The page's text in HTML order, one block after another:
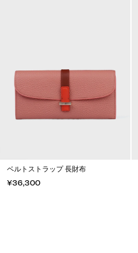
ベルトストラップ 長財布
¥36,300